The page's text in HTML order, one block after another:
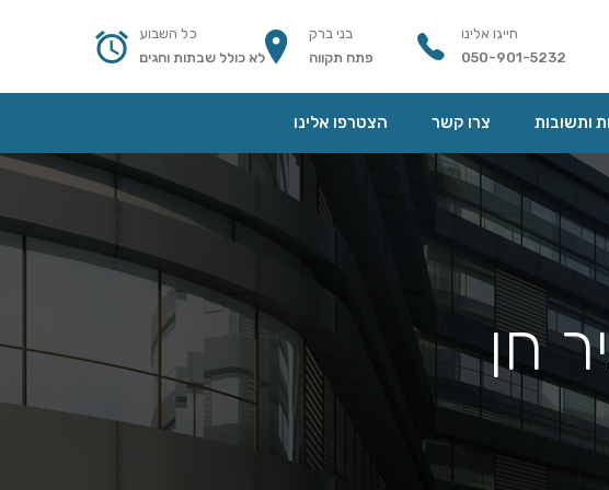
חייגו אלינו
050-901-5232
בני ברק
פתח תקווה
כל השבוע
לא כולל שבתות וחגים
ותשובות צרו קשר הצטרפו אלינו
חן